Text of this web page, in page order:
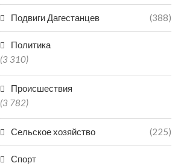
Подвиги Дагестанцев (388)
Политика
(3 310)
Происшествия
(3 782)
Сельское хозяйство (225)
Спорт